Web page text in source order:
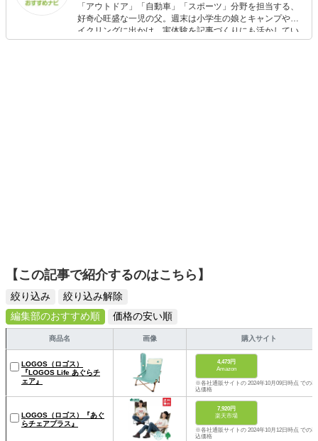
「アウトドア」「自動車」「スポーツ」分野を担当する、
好奇心旺盛な一児の父。週末は小学生の娘とキャンプやサ
イクリングに出かけ、実体験を記事づくりにも活かしてい
ます。読者の「知りたい」を分かりやすく届けることをモ
【この記事で紹介するのはこちら】
絞り込み
絞り込み解除
編集部のおすすめ順
価格の安い順
商品名 画像 購入サイト
LOGOS（ロゴス）
『LOGOS Life あぐらチ
ェア』
4,473円
Amazon
※各社通販サイトの 2024年10月09日時点 での税
込価格
LOGOS（ロゴス）『あぐ
らチェアプラス』
7,920円
楽天市場
※各社通販サイトの 2024年10月12日時点 での税
込価格